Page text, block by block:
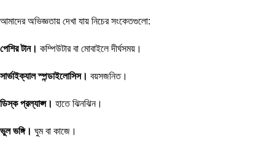
আমাদের অভিজ্ঞতায় দেখা যায় নিচের সংকেতগুলো:
পেশির টান। কম্পিউটার বা মোবাইলে দীর্ঘসময়।
সার্ভাইক্যাল স্পন্ডাইলোসিস। বয়সজনিত।
ডিস্ক প্রল্যাপ্স। হাতে ঝিনঝিন।
ভুল ভঙ্গি। ঘুম বা কাজে।